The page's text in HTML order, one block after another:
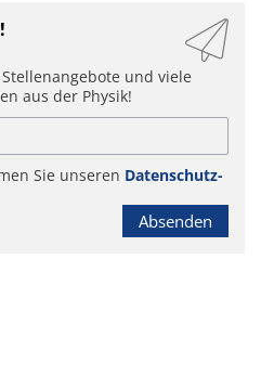
und viele
aus der Physik!
Sie unseren Datenschutz-
Absenden